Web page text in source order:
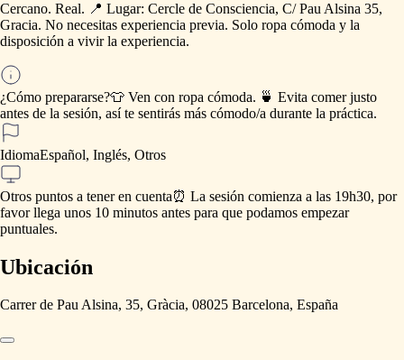
Cercano. Real. 📍 Lugar: Cercle de Consciencia, C​/​ Pau Alsina 35,
Gracia. No necesitas experiencia previa. Solo ropa cómoda y la
disposición a vivir la experiencia.
¿Cómo prepararse?👕 Ven con ropa cómoda. 🍵 Evita comer justo
antes de la sesión, así te sentirás más cómodo​/​a durante la práctica.
IdiomaEspañol, Inglés, Otros
Otros puntos a tener en cuenta⏰ La sesión comienza a las 19h30, por
favor llega unos 10 minutos antes para que podamos empezar
puntuales.
Ubicación
Carrer de Pau Alsina, 35, Gràcia, 08025 Barcelona, España